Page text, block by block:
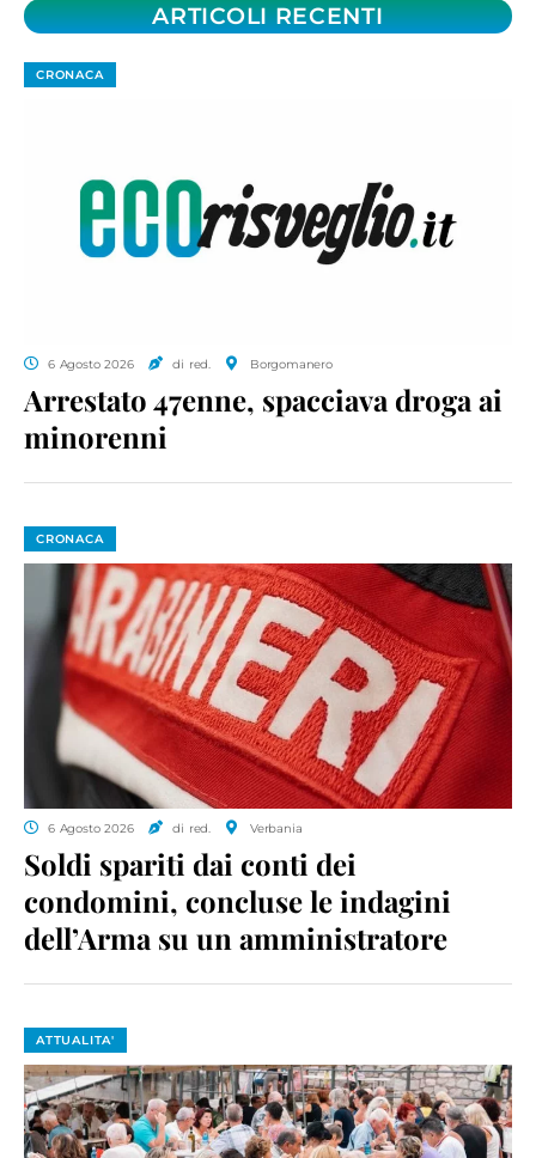
ARTICOLI RECENTI
CRONACA
6 Agosto 2026 di red. Borgomanero
Arrestato 47enne, spacciava droga ai
minorenni
CRONACA
6 Agosto 2026 di red. Verbania
Soldi spariti dai conti dei
condomini, concluse le indagini
dell’Arma su un amministratore
ATTUALITA'